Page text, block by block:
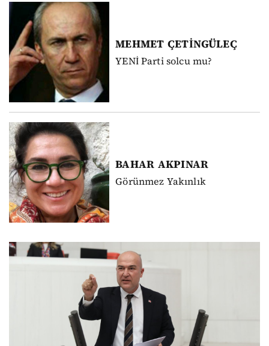
MEHMET ÇETİNGÜLEÇ
YENİ Parti solcu mu?
BAHAR AKPINAR
Görünmez Yakınlık